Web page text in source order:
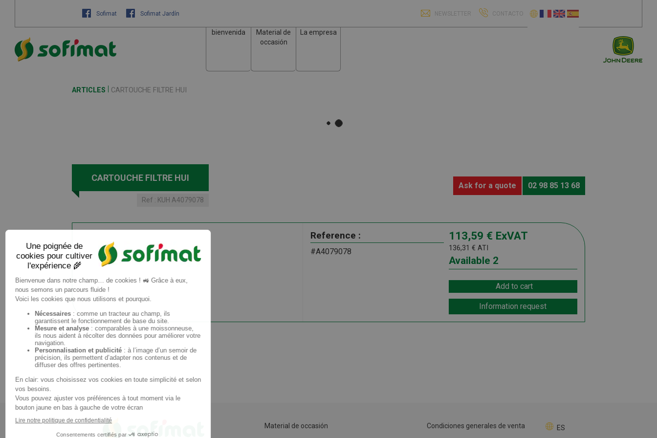
Sofimat Sofimat Jardín NEWSLETTER CONTACTO
bienvenida
Material de
occasión
La empresa
ARTICLES CARTOUCHE FILTRE HUI
CARTOUCHE FILTRE HUI
Ref : KUH A4079078
Ask for a quote 02 98 85 13 68
Reference :
#A4079078
113,59 € ExVAT
136,31 € ATI
2
Available
Add to cart
Information request
ES
Material de occasión Condiciones generales de venta